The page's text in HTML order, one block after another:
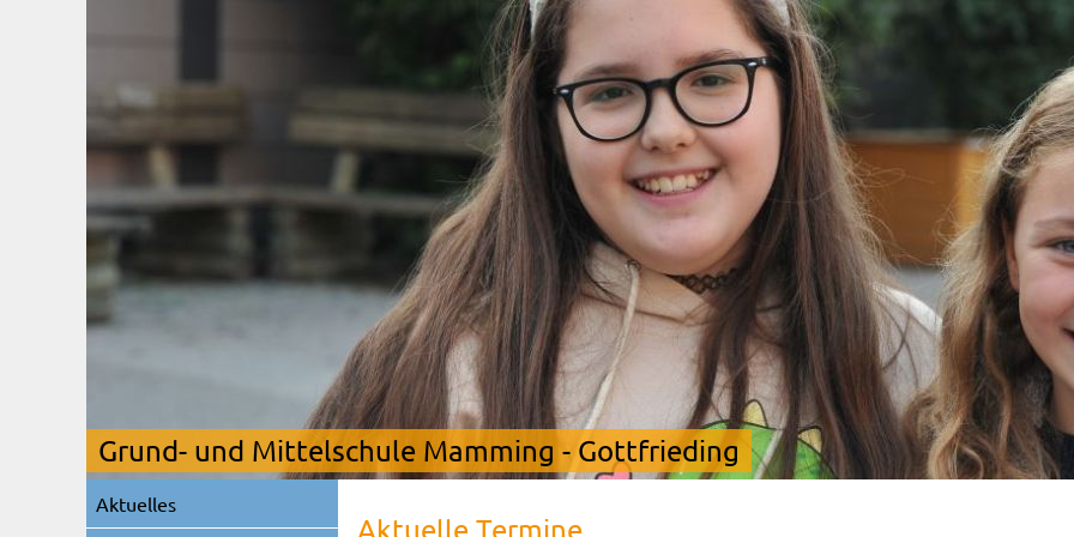
Grund- und Mittelschule Mamming - Gottfrieding
Aktuelle Termine
Navigation
überspringen
Aktuelles